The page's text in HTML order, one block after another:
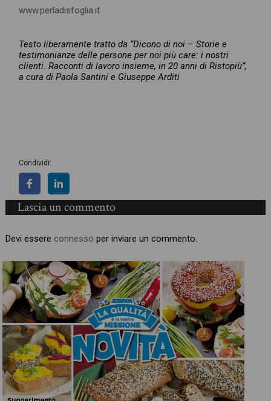
www.perladisfoglia.it
Testo liberamente tratto da “Dicono di noi – Storie e
testimonianze delle persone per noi più care: i nostri
clienti. Racconti di lavoro insieme, in 20 anni di Ristopiù”,
a cura di Paola Santini e Giuseppe Arditi
Condividi:
Lascia un commento
Devi essere connesso per inviare un commento.